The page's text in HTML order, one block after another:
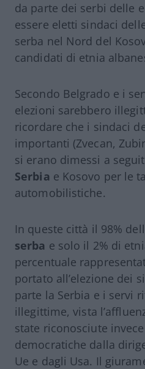
da parte dei serbi delle
essere eletti sindaci
serba nel Nord del
candidati di etnia
Secondo Belgrado e i
elezioni sarebbero
ricordare che i sindaci
importanti (Zvecan,
si erano dimessi a
Serbia e Kosovo per le
automobilistiche.
In queste città il 98%
serba e solo il 2% di
percentuale
portato all’elezione dei
parte la Serbia e i servi
illegittime, vista
state riconosciute
democratiche dalla
Ue e dagli Usa. Il